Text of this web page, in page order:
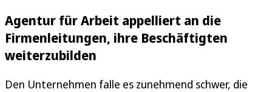
Agentur für Arbeit appelliert an die
Firmenleitungen, ihre Beschäftigten
weiterzubilden
Den Unternehmen falle es zunehmend schwer, die